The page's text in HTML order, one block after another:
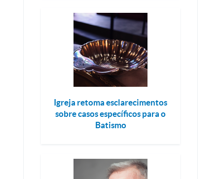
Igreja retoma esclarecimentos
sobre casos específicos para o
Batismo